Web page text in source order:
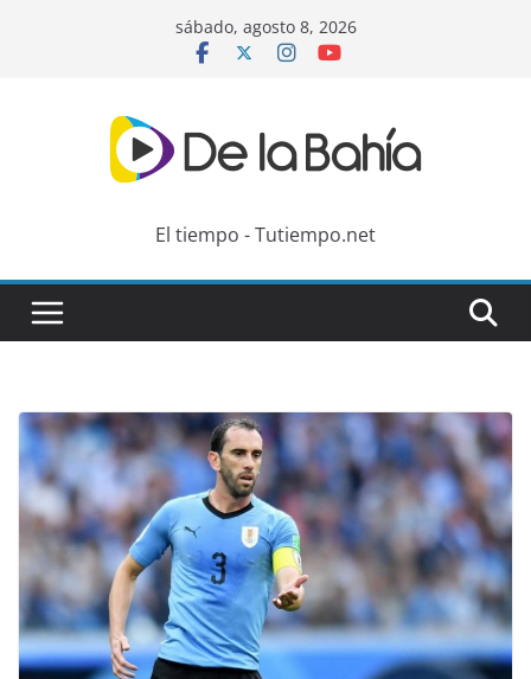
sábado, agosto 8, 2026
El tiempo - Tutiempo.net